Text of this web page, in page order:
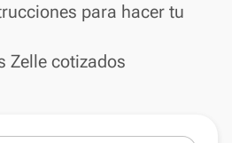
para hacer tu
Zelle cotizados